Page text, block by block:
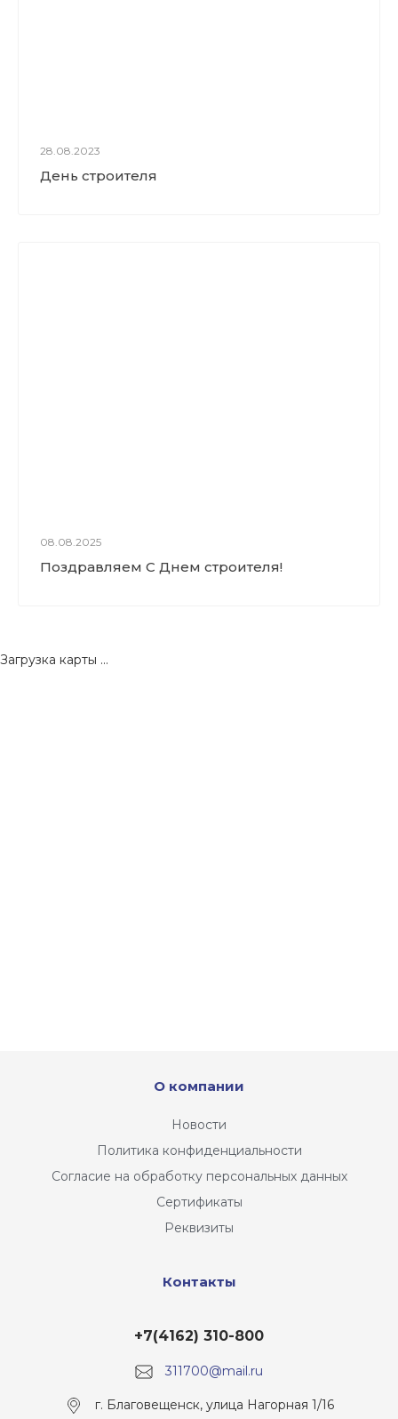
28.08.2023
День строителя
08.08.2025
Поздравляем С Днем строителя!
Загрузка карты ...
О компании
Новости
Политика конфиденциальности
Согласие на обработку персональных данных
Сертификаты
Реквизиты
Контакты
311700@mail.ru
+7(4162) 310-800
г. Благовещенск, улица Нагорная 1/16